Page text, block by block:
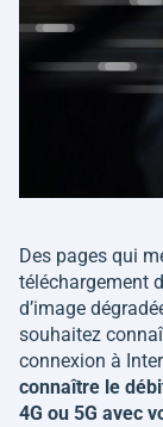
Des pages qui
téléchargement
d’image
souhaitez
connexion à
connaître le
4G ou 5G avec